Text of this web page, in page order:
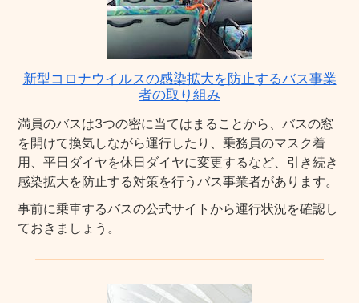
新型コロナウイルスの感染拡大を防止するバス事業
者の取り組み
満員のバスは3つの密に当てはまることから、バスの窓
を開けて換気しながら運行したり、乗務員のマスク着
用、平日ダイヤを休日ダイヤに変更するなど、引き続き
感染拡大を防止する対策を行うバス事業者があります。
事前に乗車するバスの公式サイトから運行状況を確認し
ておきましょう。